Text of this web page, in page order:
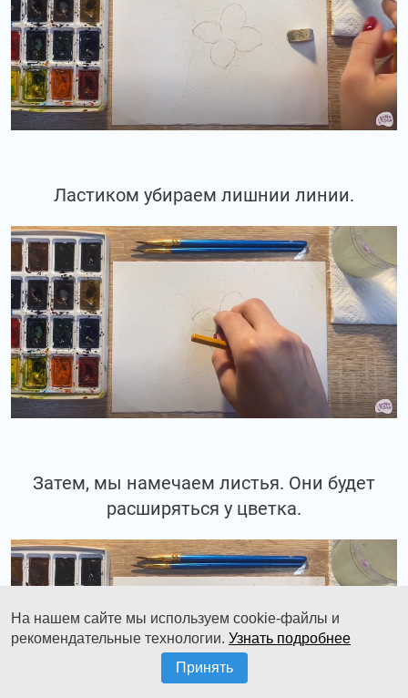
Ластиком убираем лишнии линии.
Затем, мы намечаем листья. Они будет
расширяться у цветка.
На нашем сайте мы используем cookie-файлы и
рекомендательные технологии. Узнать подробнее
Принять